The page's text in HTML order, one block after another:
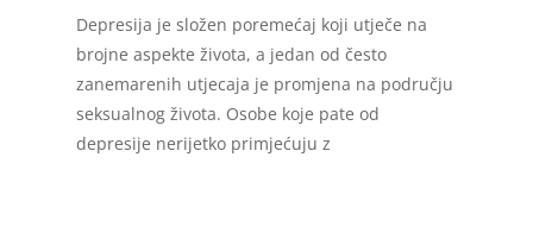
Depresija je složen poremećaj koji utječe na
brojne aspekte života, a jedan od često
zanemarenih utjecaja je promjena na području
seksualnog života. Osobe koje pate od
depresije nerijetko primjećuju z